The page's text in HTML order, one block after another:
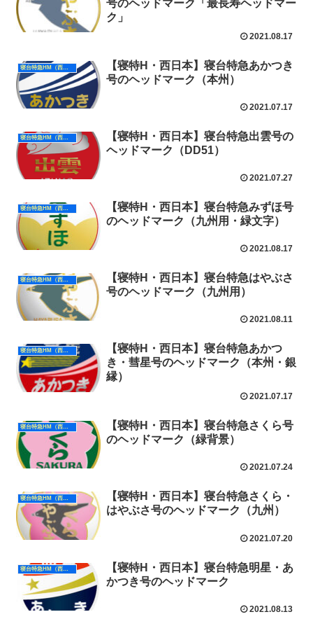
号のヘッドマーク「最長寿ヘッドマー
ク」
2021.08.17
【寝特H・西日本】寝台特急あかつき
号のヘッドマーク（本州）
2021.07.17
寝台特急HM（西日本）
【寝特H・西日本】寝台特急出雲号の
ヘッドマーク（DD51）
2021.07.27
寝台特急HM（西日本）
【寝特H・西日本】寝台特急みずほ号
のヘッドマーク（九州用・緑文字）
2021.08.17
【寝特H・西日本】寝台特急はやぶさ
号のヘッドマーク（九州用）
2021.08.11
寝台特急HM（西日本）
【寝特H・西日本】寝台特急あかつ
き・彗星号のヘッドマーク（本州・銀
縁）
2021.07.17
寝台特急HM（西日本）
【寝特H・西日本】寝台特急さくら号
のヘッドマーク（緑背景）
2021.07.24
【寝特H・西日本】寝台特急さくら・
はやぶさ号のヘッドマーク（九州）
2021.07.20
寝台特急HM（西日本）
【寝特H・西日本】寝台特急明星・あ
かつき号のヘッドマーク
2021.08.13